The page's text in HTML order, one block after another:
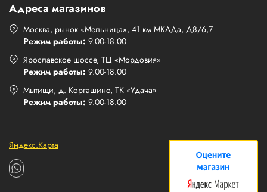
Адреса магазинов
Москва, рынок «Мельница», 41 км МКАДа, Д8/6,7
Режим работы: 9.00-18.00
Ярославское шоссе, ТЦ «Мордовия»
Режим работы: 9.00-18.00
Мытищи, д. Коргашино, ТК «Удача»
Режим работы: 9.00-18.00
Яндекс.Карта